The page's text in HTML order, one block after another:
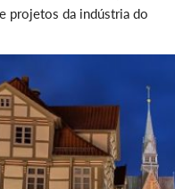
projetos da indústria do